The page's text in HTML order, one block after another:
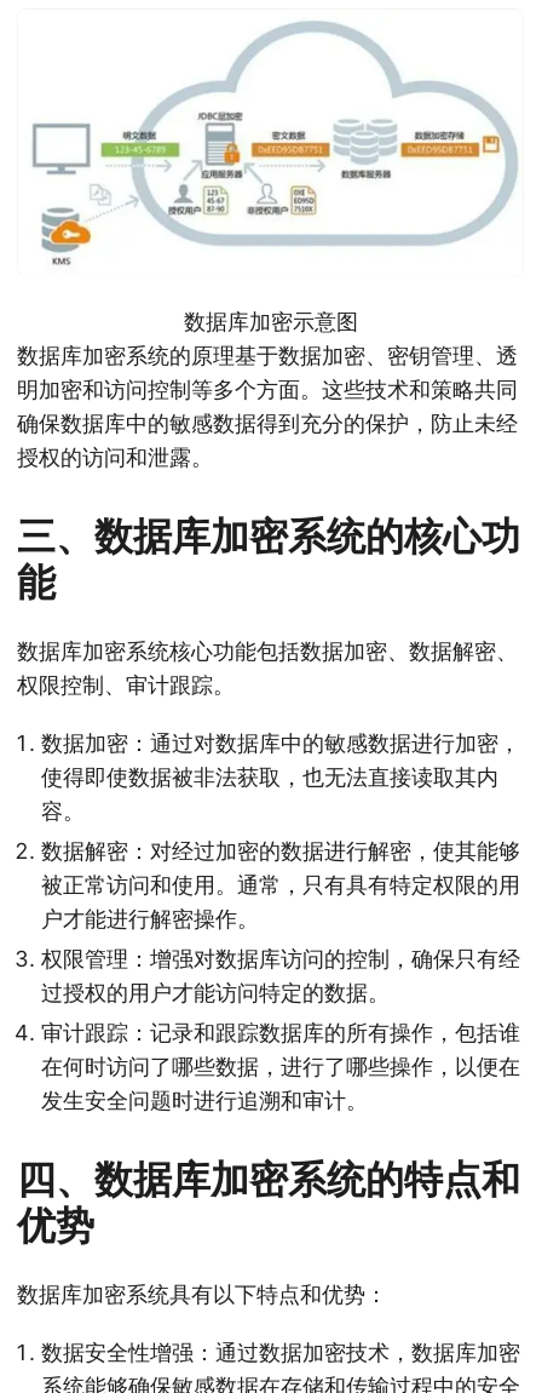
数据库加密示意图
数据库加密系统的原理基于数据加密、密钥管理、透
明加密和访问控制等多个方面。这些技术和策略共同
确保数据库中的敏感数据得到充分的保护，防止未经
授权的访问和泄露。
三、数据库加密系统的核心功
能
数据库加密系统核心功能包括数据加密、数据解密、
权限控制、审计跟踪。
数据加密：通过对数据库中的敏感数据进行加密，
使得即使数据被非法获取，也无法直接读取其内
容。
数据解密：对经过加密的数据进行解密，使其能够
被正常访问和使用。通常，只有具有特定权限的用
户才能进行解密操作。
权限管理：增强对数据库访问的控制，确保只有经
过授权的用户才能访问特定的数据。
审计跟踪：记录和跟踪数据库的所有操作，包括谁
在何时访问了哪些数据，进行了哪些操作，以便在
发生安全问题时进行追溯和审计。
四、数据库加密系统的特点和
优势
数据库加密系统具有以下特点和优势：
数据安全性增强：通过数据加密技术，数据库加密
系统能够确保敏感数据在存储和传输过程中的安全